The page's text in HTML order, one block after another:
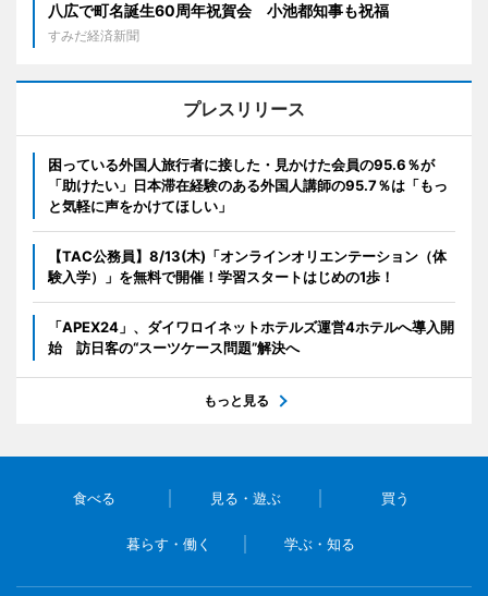
八広で町名誕生60周年祝賀会 小池都知事も祝福
すみだ経済新聞
プレスリリース
困っている外国人旅行者に接した・見かけた会員の95.6％が
「助けたい」日本滞在経験のある外国人講師の95.7％は「もっ
と気軽に声をかけてほしい」
【TAC公務員】8/13(木)「オンラインオリエンテーション（体
験入学）」を無料で開催！学習スタートはじめの1歩！
「APEX24」、ダイワロイネットホテルズ運営4ホテルへ導入開
始 訪日客の“スーツケース問題”解決へ
もっと見る
食べる 見る・遊ぶ 買う
暮らす・働く 学ぶ・知る